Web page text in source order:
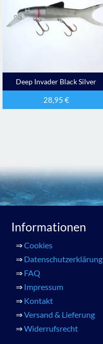
Deep Invader Black Silver
28,95 €
Informationen
⇒Cookies
⇒ Datenschutzerklärung
⇒ FAQ
⇒ Impressum
⇒ Kontakt
⇒Versand & Lieferung
⇒Widerrufsrecht